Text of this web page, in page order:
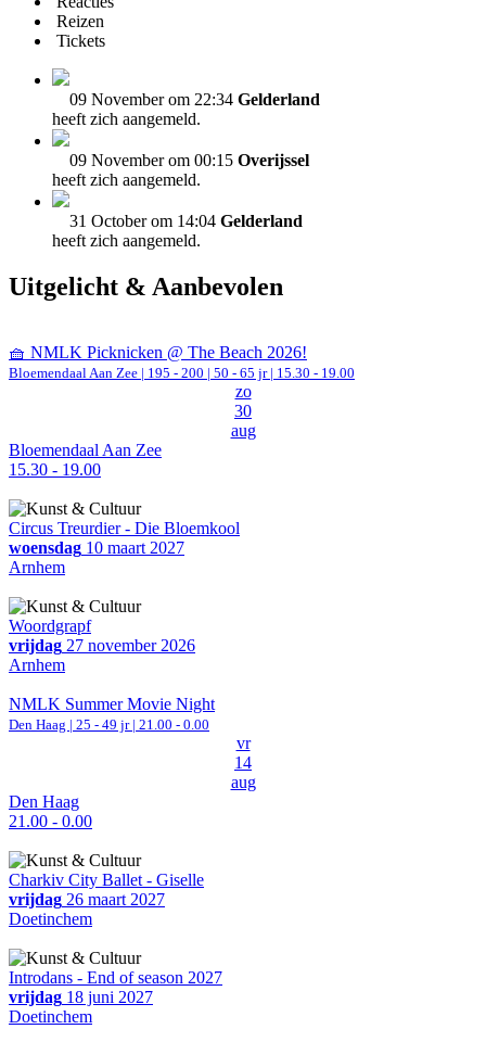
Reizen
Tickets
09 November om 22:34 Gelderland
heeft zich aangemeld.
09 November om 00:15 Overijssel
heeft zich aangemeld.
31 October om 14:04 Gelderland
heeft zich aangemeld.
Uitgelicht & Aanbevolen
🧺 NMLK Picknicken @ The Beach 2026!
Bloemendaal Aan Zee | 195 - 200 | 50 - 65 jr | 15.30 - 19.00
zo
30
aug
Bloemendaal Aan Zee
15.30 - 19.00
Circus Treurdier - Die Bloemkool
woensdag 10 maart 2027
Arnhem
Woordgrapf
vrijdag 27 november 2026
Arnhem
NMLK Summer Movie Night
Den Haag | 25 - 49 jr | 21.00 - 0.00
vr
14
aug
Den Haag
21.00 - 0.00
Charkiv City Ballet - Giselle
vrijdag 26 maart 2027
Doetinchem
Introdans - End of season 2027
vrijdag 18 juni 2027
Doetinchem